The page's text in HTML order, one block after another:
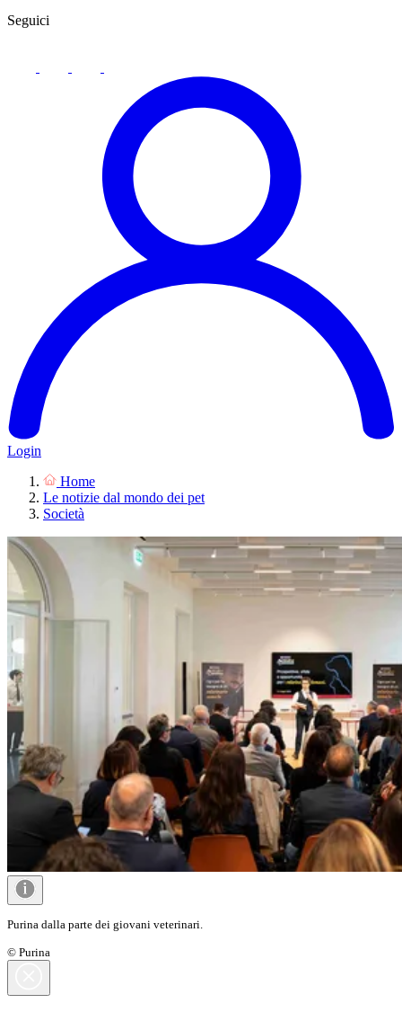
Seguici
Login
Home
Le notizie dal mondo dei pet
Società
Purina dalla parte dei giovani veterinari.
© Purina